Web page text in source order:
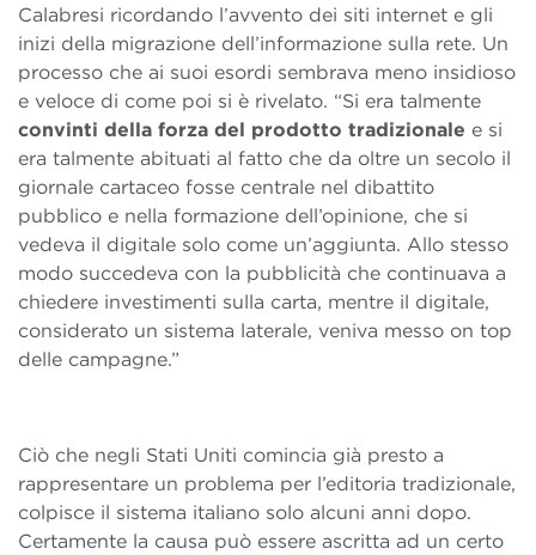
Calabresi ricordando l’avvento dei siti internet e gli
inizi della migrazione dell’informazione sulla rete. Un
processo che ai suoi esordi sembrava meno insidioso
e veloce di come poi si è rivelato. “Si era talmente
convinti della forza del prodotto tradizionale e si
era talmente abituati al fatto che da oltre un secolo il
giornale cartaceo fosse centrale nel dibattito
pubblico e nella formazione dell’opinione, che si
vedeva il digitale solo come un’aggiunta. Allo stesso
modo succedeva con la pubblicità che continuava a
chiedere investimenti sulla carta, mentre il digitale,
considerato un sistema laterale, veniva messo on top
delle campagne.”
Ciò che negli Stati Uniti comincia già presto a
rappresentare un problema per l’editoria tradizionale,
colpisce il sistema italiano solo alcuni anni dopo.
Certamente la causa può essere ascritta ad un certo